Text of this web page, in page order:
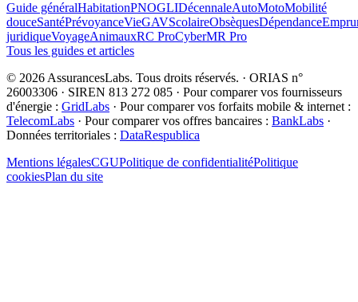
Guide généralHabitationPNOGLIDécennaleAutoMotoMobilité
douceSantéPrévoyanceVieGAVScolaireObsèquesDépendance
juridiqueVoyageAnimauxRC ProCyberMR Pro
Tous les guides et articles
© 2026 AssurancesLabs. Tous droits réservés. · ORIAS n°
26003306 · SIREN 813 272 085 · Pour comparer vos fournisseurs
d'énergie : GridLabs · Pour comparer vos forfaits mobile & internet :
TelecomLabs · Pour comparer vos offres bancaires : BankLabs ·
Données territoriales : DataRespublica
Mentions légalesCGUPolitique de confidentialitéPolitique
cookiesPlan du site